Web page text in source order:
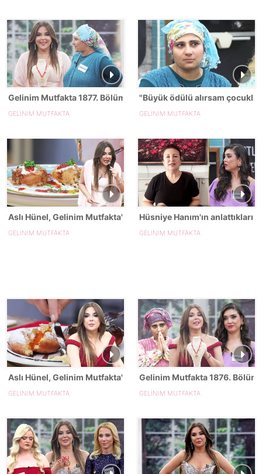
Gelinim Mutfakta 1877. Bölümde gün birincisi kim oldu?
GELİNİM MUTFAKTA
"Büyük ödülü alırsam
GELİNİM MUTFAKTA
Aslı Hünel, Gelinim Mutfakta'nın 1877. Bölümünde en yüksek
GELİNİM MUTFAKTA
Hüsniye Hanım'ın anlattıkları
GELİNİM MUTFAKTA
Aslı Hünel, Gelinim Mutfakta'nın 1876. Bölümünde en yüksek
GELİNİM MUTFAKTA
Gelinim Mutfakta 1876.
GELİNİM MUTFAKTA